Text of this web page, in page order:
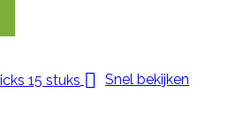
 Snel bekijken